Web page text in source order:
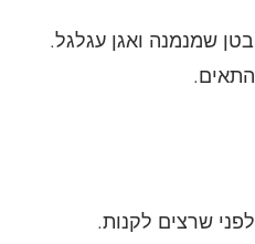
שמנמנה ואגן עגלגל.
שרצים לקנות.